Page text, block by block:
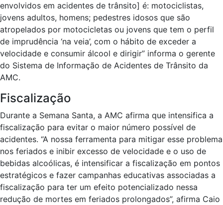
envolvidos em acidentes de trânsito] é: motociclistas,
jovens adultos, homens; pedestres idosos que são
atropelados por motocicletas ou jovens que tem o perfil
de imprudência ‘na veia’, com o hábito de exceder a
velocidade e consumir álcool e dirigir” informa o gerente
do Sistema de Informação de Acidentes de Trânsito da
AMC.
Fiscalização
Durante a Semana Santa, a AMC afirma que intensifica a
fiscalização para evitar o maior número possível de
acidentes. “A nossa ferramenta para mitigar esse problema
nos feriados e inibir excesso de velocidade e o uso de
bebidas alcoólicas, é intensificar a fiscalização em pontos
estratégicos e fazer campanhas educativas associadas a
fiscalização para ter um efeito potencializado nessa
redução de mortes em feriados prolongados”, afirma Caio